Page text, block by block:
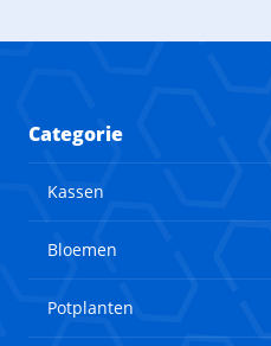
Categorie
Kassen
Bloemen
Potplanten